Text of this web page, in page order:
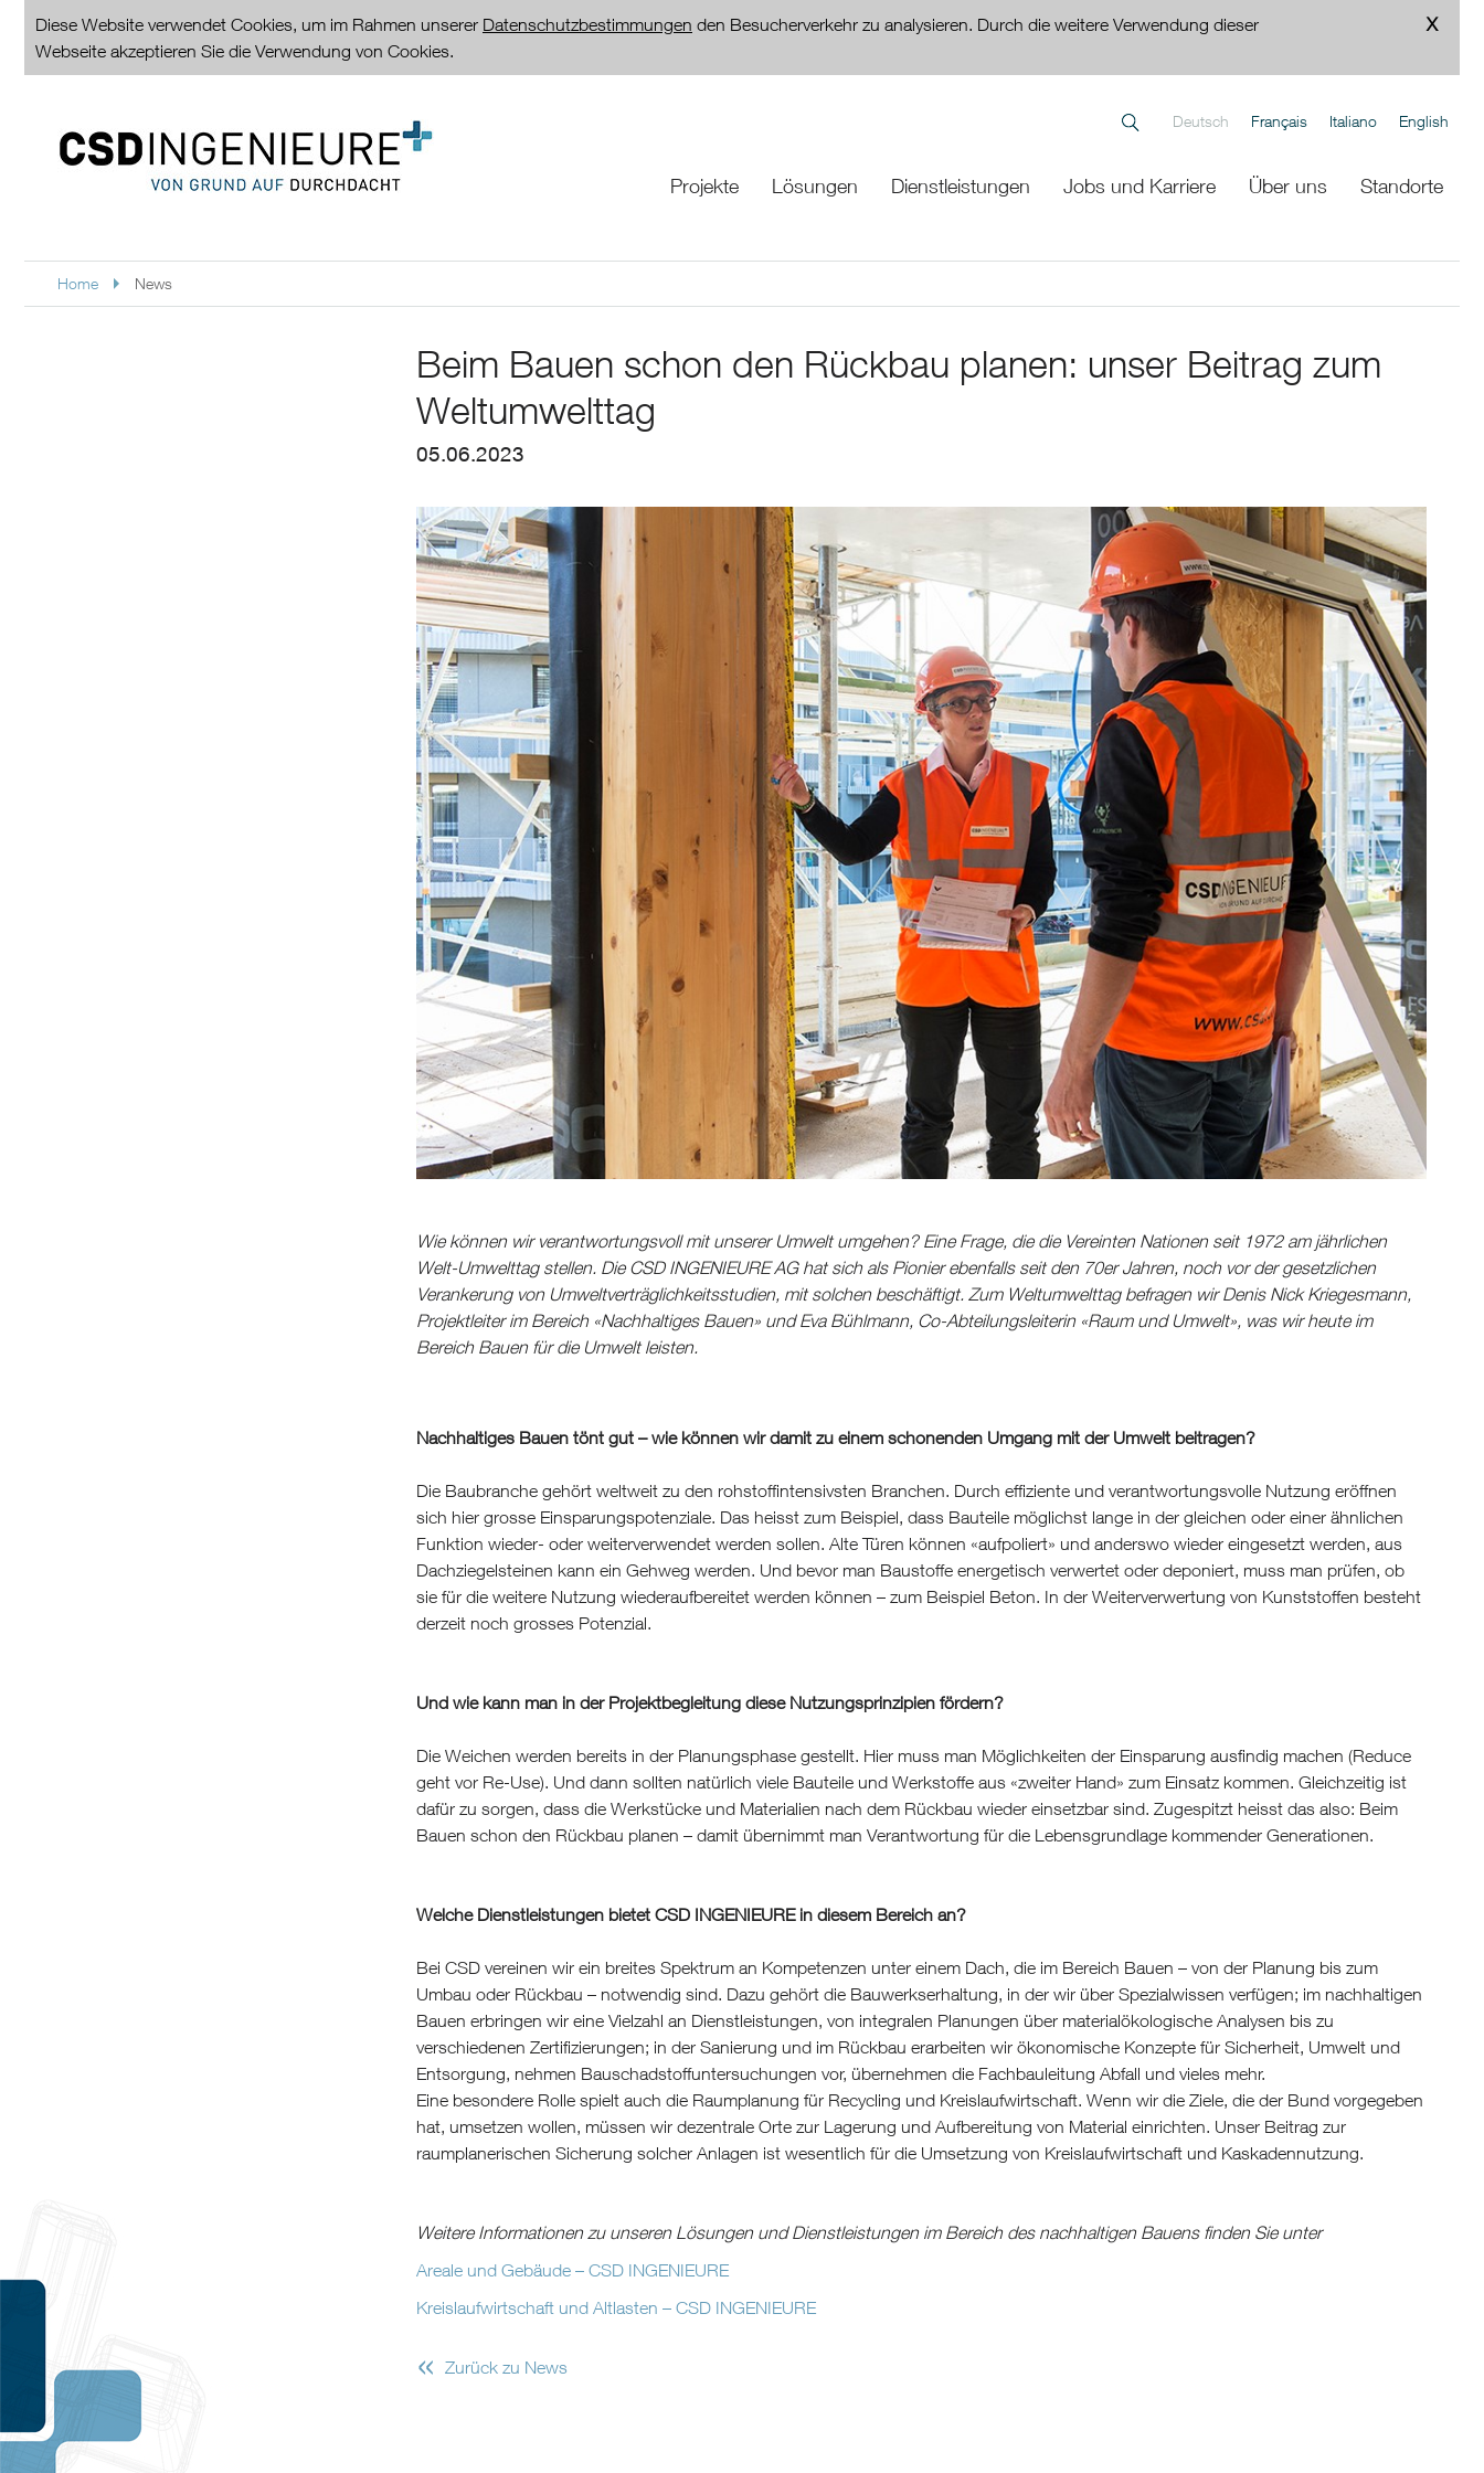
Diese Website verwendet Cookies, um im Rahmen unserer Datenschutzbestimmungen den Besucherverkehr zu analysieren. Durch die weitere Verwendung dieser
Webseite akzeptieren Sie die Verwendung von Cookies.
Deutsch Français Italiano English
Projekte Lösungen Dienstleistungen Jobs und Karriere Über uns Standorte
Home News
Beim Bauen schon den Rückbau planen: unser Beitrag zum
Weltumwelttag
05.06.2023
Wie können wir verantwortungsvoll mit unserer Umwelt umgehen? Eine Frage, die die Vereinten Nationen seit 1972 am jährlichen
Welt-Umwelttag stellen. Die CSD INGENIEURE AG hat sich als Pionier ebenfalls seit den 70er Jahren, noch vor der gesetzlichen
Verankerung von Umweltverträglichkeitsstudien, mit solchen beschäftigt. Zum Weltumwelttag befragen wir Denis Nick Kriegesmann,
Projektleiter im Bereich «Nachhaltiges Bauen» und Eva Bühlmann, Co-Abteilungsleiterin «Raum und Umwelt», was wir heute im
Bereich Bauen für die Umwelt leisten.
Nachhaltiges Bauen tönt gut – wie können wir damit zu einem schonenden Umgang mit der Umwelt beitragen?
Die Baubranche gehört weltweit zu den rohstoffintensivsten Branchen. Durch effiziente und verantwortungsvolle Nutzung eröffnen
sich hier grosse Einsparungspotenziale. Das heisst zum Beispiel, dass Bauteile möglichst lange in der gleichen oder einer ähnlichen
Funktion wieder- oder weiterverwendet werden sollen. Alte Türen können «aufpoliert» und anderswo wieder eingesetzt werden, aus
Dachziegelsteinen kann ein Gehweg werden. Und bevor man Baustoffe energetisch verwertet oder deponiert, muss man prüfen, ob
sie für die weitere Nutzung wiederaufbereitet werden können – zum Beispiel Beton. In der Weiterverwertung von Kunststoffen besteht
derzeit noch grosses Potenzial.
Und wie kann man in der Projektbegleitung diese Nutzungsprinzipien fördern?
Die Weichen werden bereits in der Planungsphase gestellt. Hier muss man Möglichkeiten der Einsparung ausfindig machen (Reduce
geht vor Re-Use). Und dann sollten natürlich viele Bauteile und Werkstoffe aus «zweiter Hand» zum Einsatz kommen. Gleichzeitig ist
dafür zu sorgen, dass die Werkstücke und Materialien nach dem Rückbau wieder einsetzbar sind. Zugespitzt heisst das also: Beim
Bauen schon den Rückbau planen – damit übernimmt man Verantwortung für die Lebensgrundlage kommender Generationen.
Welche Dienstleistungen bietet CSD INGENIEURE in diesem Bereich an?
Bei CSD vereinen wir ein breites Spektrum an Kompetenzen unter einem Dach, die im Bereich Bauen – von der Planung bis zum
Umbau oder Rückbau – notwendig sind. Dazu gehört die Bauwerkserhaltung, in der wir über Spezialwissen verfügen; im nachhaltigen
Bauen erbringen wir eine Vielzahl an Dienstleistungen, von integralen Planungen über materialökologische Analysen bis zu
verschiedenen Zertifizierungen; in der Sanierung und im Rückbau erarbeiten wir ökonomische Konzepte für Sicherheit, Umwelt und
Entsorgung, nehmen Bauschadstoffuntersuchungen vor, übernehmen die Fachbauleitung Abfall und vieles mehr.
Eine besondere Rolle spielt auch die Raumplanung für Recycling und Kreislaufwirtschaft. Wenn wir die Ziele, die der Bund vorgegeben
hat, umsetzen wollen, müssen wir dezentrale Orte zur Lagerung und Aufbereitung von Material einrichten. Unser Beitrag zur
raumplanerischen Sicherung solcher Anlagen ist wesentlich für die Umsetzung von Kreislaufwirtschaft und Kaskadennutzung.
Weitere Informationen zu unseren Lösungen und Dienstleistungen im Bereich des nachhaltigen Bauens finden Sie unter
Areale und Gebäude – CSD INGENIEURE
Kreislaufwirtschaft und Altlasten – CSD INGENIEURE
« Zurück zu News